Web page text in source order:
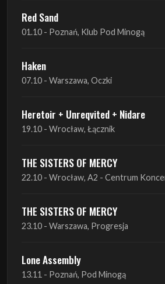
Red Sand
01.10 - Poznań, Klub Pod Minogą
Haken
07.10 - Warszawa, Oczki
Heretoir + Unreqvited + Nidare
19.10 - Wrocław, Łącznik
THE SISTERS OF MERCY
22.10 - Wrocław, A2 - Centrum
THE SISTERS OF MERCY
23.10 - Warszawa, Progresja
Lone Assembly
13.11 - Poznań, Pod Minogą